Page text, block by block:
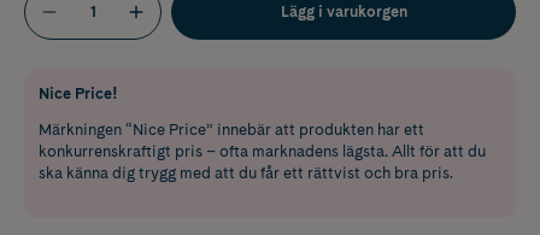
Lägg i varukorgen
Nice Price!
Märkningen “Nice Price” innebär att produkten har ett
konkurrenskraftigt pris – ofta marknadens lägsta. Allt för att du
ska känna dig trygg med att du får ett rättvist och bra pris.